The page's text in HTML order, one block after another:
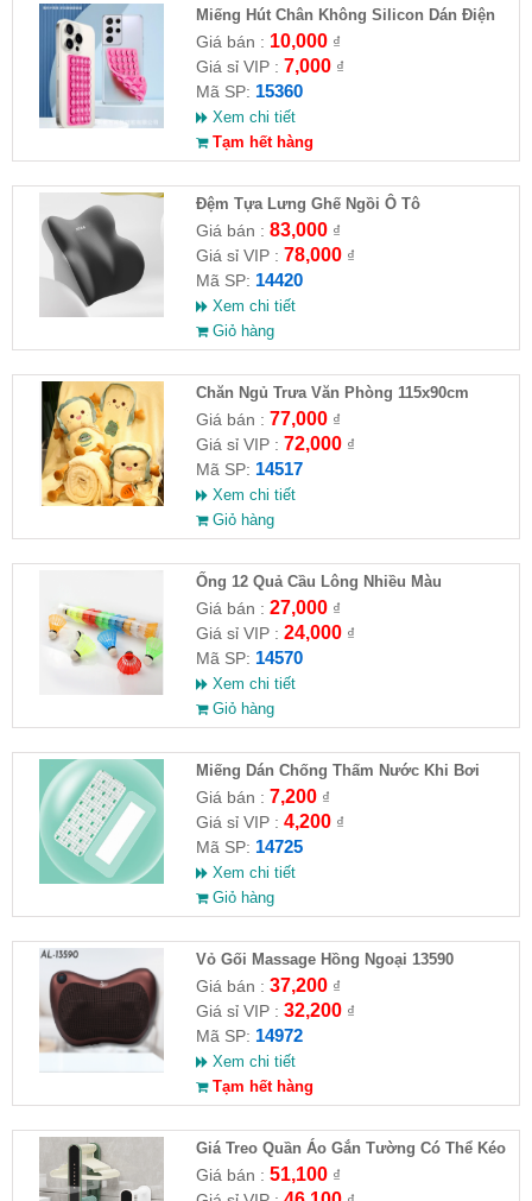
Miếng Hút Chân Không Silicon Dán Điện
Thoại
Giá bán : 10,000₫
Giá sỉ VIP : 7,000₫
Mã SP: 15360
Xem chi tiết
Tạm hết hàng
Đệm Tựa Lưng Ghế Ngồi Ô Tô
Giá bán : 83,000₫
Giá sỉ VIP : 78,000₫
Mã SP: 14420
Xem chi tiết
Giỏ hàng
Chăn Ngủ Trưa Văn Phòng 115x90cm
Giá bán : 77,000₫
Giá sỉ VIP : 72,000₫
Mã SP: 14517
Xem chi tiết
Giỏ hàng
Ống 12 Quả Cầu Lông Nhiều Màu
Giá bán : 27,000₫
Giá sỉ VIP : 24,000₫
Mã SP: 14570
Xem chi tiết
Giỏ hàng
Miếng Dán Chống Thấm Nước Khi Bơi
Giá bán : 7,200₫
Giá sỉ VIP : 4,200₫
Mã SP: 14725
Xem chi tiết
Giỏ hàng
Vỏ Gối Massage Hồng Ngoại 13590
Giá bán : 37,200₫
Giá sỉ VIP : 32,200₫
Mã SP: 14972
Xem chi tiết
Tạm hết hàng
Giá Treo Quần Áo Gắn Tường Có Thể Kéo
Dài
Giá bán : 51,100₫